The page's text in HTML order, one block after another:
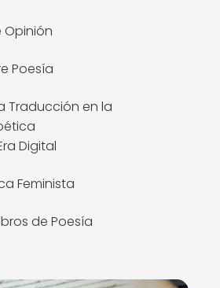
Opinión
Poesía
Traducción en la
Digital
Feminista
de Poesía